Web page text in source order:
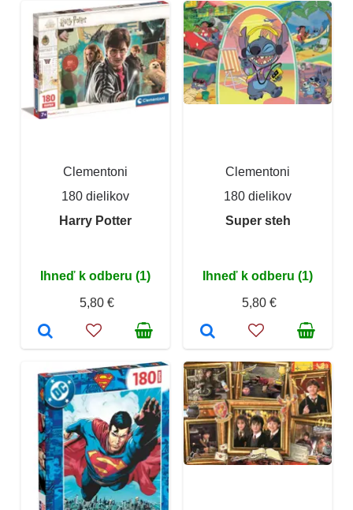
Clementoni
180 dielikov
Harry Potter
Ihneď k odberu (1)
5,80 €
Clementoni
180 dielikov
Super steh
Ihneď k odberu (1)
5,80 €